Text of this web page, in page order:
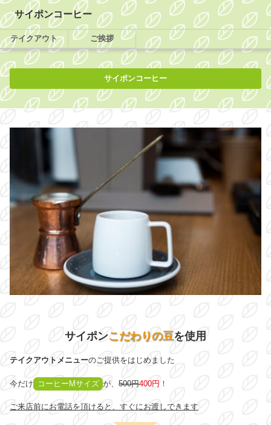
サイポンコーヒー
テイクアウト ご挨拶
サイポンコーヒー
サイポンこだわりの豆を使用
テイクアウトメニューのご提供をはじめました
今だけ コーヒーMサイズ が、500円400円！
ご来店前にお電話を頂けると、すぐにお渡しできます